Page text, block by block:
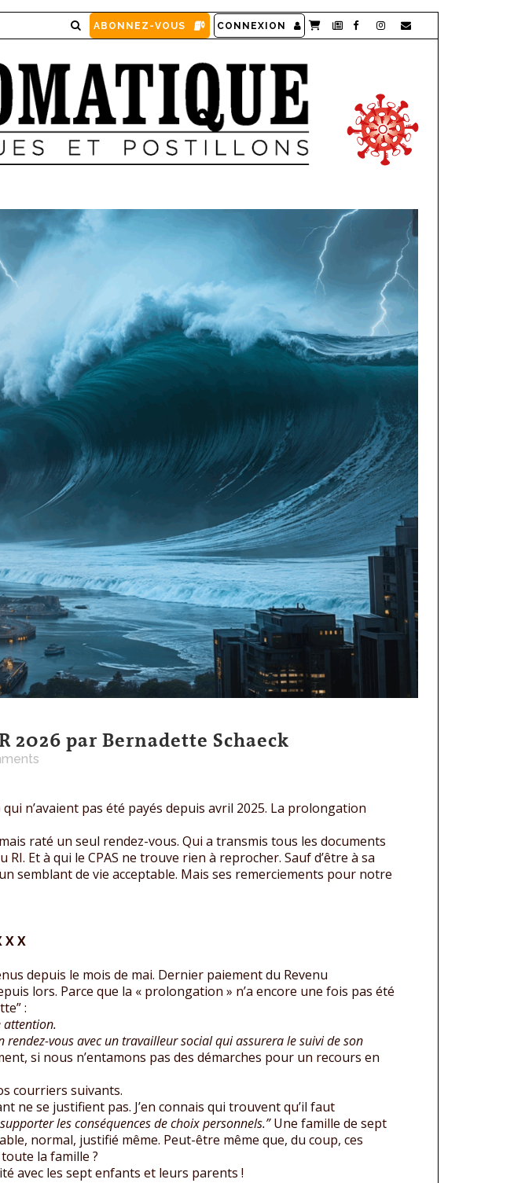
ABONNEZ-VOUS CONNEXION
2026 par Bernadette Schaeck
n’avaient pas été payés depuis avril 2025. La prolongation
raté un seul rendez-vous. Qui a transmis tous les documents
Et à qui le CPAS ne trouve rien à reprocher. Sauf d’être à sa
semblant de vie acceptable. Mais ses remerciements pour notre
X X
depuis le mois de mai. Dernier paiement du Revenu
lors. Parce que la « prolongation » n’a encore une fois pas été
:
attention.
vous avec un travailleur social qui assurera le suivi de son
si nous n’entamons pas des démarches pour un recours en
courriers suivants.
ne se justifient pas. J’en connais qui trouvent qu’il faut
les conséquences de choix personnels.”Une famille de sept
normal, justifié même. Peut-être même que, du coup, ces
la famille ?
avec les sept enfants et leurs parents !